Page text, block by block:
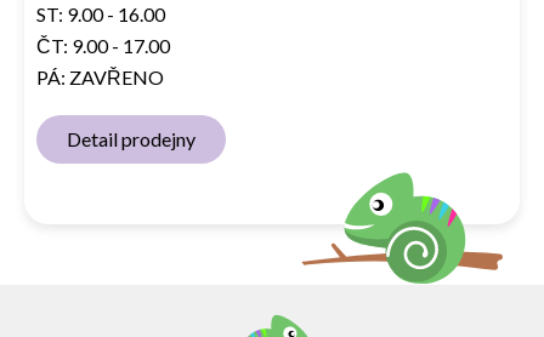
ST: 9.00 - 16.00
ČT: 9.00 - 17.00
PÁ: ZAVŘENO
Detail prodejny